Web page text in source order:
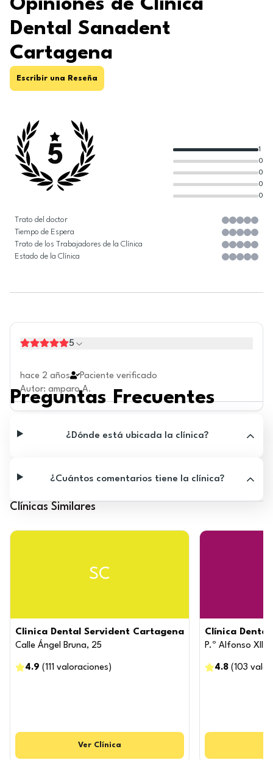
Opiniones de Clinica
Dental Sanadent
Cartagena
Escribir una Reseña
5
0
0
0
0
1
Trato del doctor
Tiempo de Espera
Trato de los Trabajadores de la Clínica
Estado de la Clínica
5
hace 2 años
Paciente verificado
Autor: amparo A.
Preguntas Frecuentes
¿Dónde está ubicada la clínica?
¿Cuántos comentarios tiene la clínica?
Clínicas Similares
SC
Clinica Dental Servident Cartagena
Calle Ángel Bruna, 25
4.9 (111 valoraciones )
Ver Clínica
Clínica
P.º Alfonso XIII,
4.8 (103